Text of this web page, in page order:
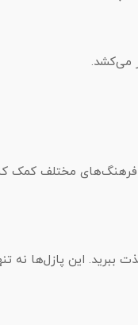
می‌کشد.
مختلف کمک
این پازل‌ها نه